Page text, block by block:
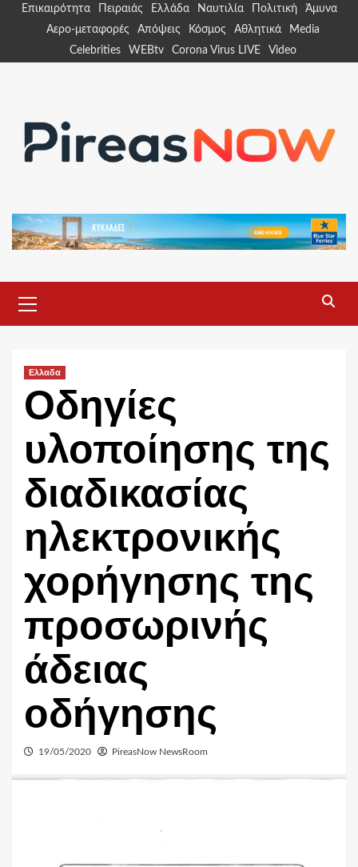
Επικαιρότητα Πειραιάς Ελλάδα Ναυτιλία Πολιτική
Άμυνα
Αερο-μεταφορές
Απόψεις Κόσμος Αθλητικά
Media
Celebrities
WEBtv Corona Virus LIVE Video
Menu
Ελλαδα
Οδηγίες
υλοποίησης της
διαδικασίας
ηλεκτρονικής
χορήγησης της
προσωρινής
άδειας
οδήγησης
19/05/2020 PireasNow NewsRoom